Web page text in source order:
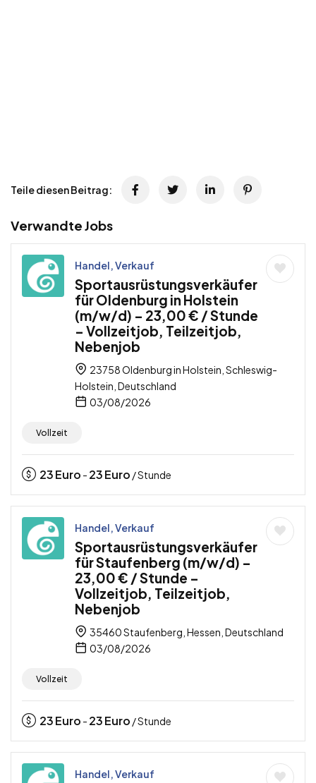
Teile diesen Beitrag:
Verwandte Jobs
Handel, Verkauf
Sportausrüstungsverkäufer
für Oldenburg in Holstein
(m/w/d) – 23,00 € / Stunde
– Vollzeitjob, Teilzeitjob,
Nebenjob
23758 Oldenburg in Holstein, Schleswig-
Holstein, Deutschland
03/08/2026
Vollzeit
23Euro - 23Euro / Stunde
Handel, Verkauf
Sportausrüstungsverkäufer
für Staufenberg (m/w/d) –
23,00 € / Stunde –
Vollzeitjob, Teilzeitjob,
Nebenjob
35460 Staufenberg, Hessen, Deutschland
03/08/2026
Vollzeit
23Euro - 23Euro / Stunde
Handel, Verkauf